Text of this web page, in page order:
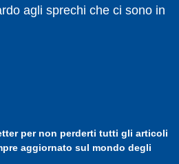
agli sprechi che ci sono in
per non perderti tutti gli articoli
aggiornato sul mondo degli